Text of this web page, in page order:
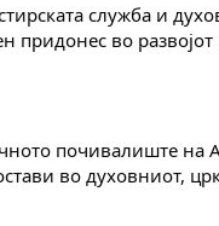
служба и
придонес во развојот
почивалиште на
во духовниот,